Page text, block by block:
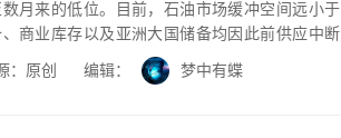
月来的低位。目前，石油市场缓冲空间远小于
商业库存以及亚洲大国储备均因此前供应中断
...
：原创 编辑： 梦中有蝶